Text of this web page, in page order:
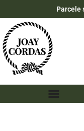
Parcele